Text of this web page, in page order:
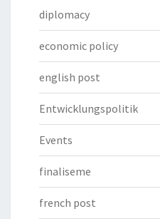
diplomacy
economic policy
english post
Entwicklungspolitik
Events
finaliseme
french post